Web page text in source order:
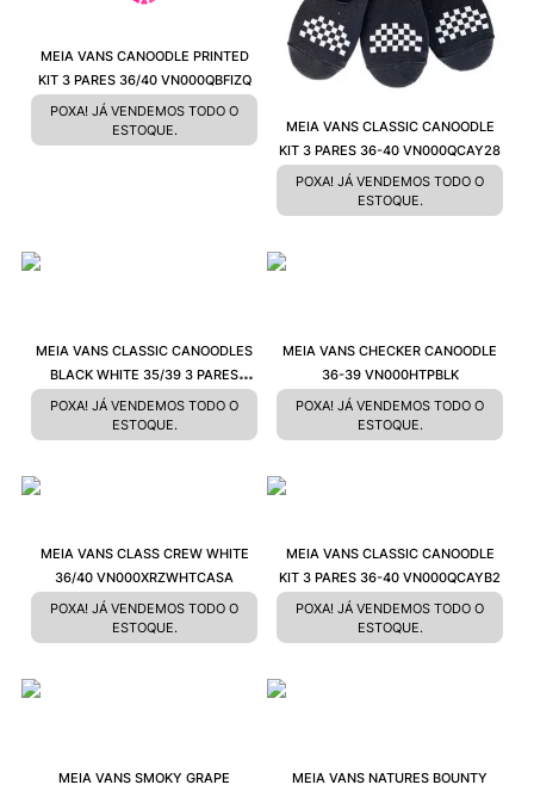
MEIA VANS CANOODLE PRINTED
KIT 3 PARES 36/40 VN000QBFIZQ
POXA! JÁ VENDEMOS TODO O
ESTOQUE.
MEIA VANS CLASSIC CANOODLE
KIT 3 PARES 36-40 VN000QCAY28
POXA! JÁ VENDEMOS TODO O
ESTOQUE.
MEIA VANS CLASSIC CANOODLES
BLACK WHITE 35/39 3 PARES
VN0A48HDY28
POXA! JÁ VENDEMOS TODO O
ESTOQUE.
MEIA VANS CHECKER CANOODLE
36-39 VN000HTPBLK
POXA! JÁ VENDEMOS TODO O
ESTOQUE.
MEIA VANS CLASS CREW WHITE
36/40 VN000XRZWHTCASA
POXA! JÁ VENDEMOS TODO O
ESTOQUE.
MEIA VANS CLASSIC CANOODLE
KIT 3 PARES 36-40 VN000QCAYB2
POXA! JÁ VENDEMOS TODO O
ESTOQUE.
MEIA VANS SMOKY GRAPE
MEIA VANS NATURES BOUNTY